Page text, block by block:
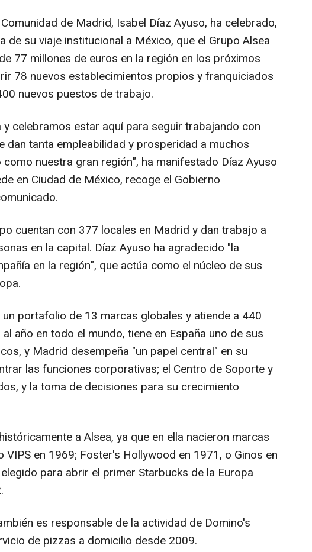
de Madrid, Isabel Díaz Ayuso, ha celebrado,
de su viaje institucional a México, que el Grupo Alsea
77 millones de euros en la región en los próximos
78 nuevos establecimientos propios y franquiciados
nuevos puestos de trabajo.
y celebramos estar aquí para seguir trabajando con
dan tanta empleabilidad y prosperidad a muchos
nuestra gran región", ha manifestado Díaz Ayuso
en Ciudad de México, recoge el Gobierno
cuentan con 377 locales en Madrid y dan trabajo a
en la capital. Díaz Ayuso ha agradecido "la
en la región", que actúa como el núcleo de sus
portafolio de 13 marcas globales y atiende a 440
año en todo el mundo, tiene en España uno de sus
y Madrid desempeña "un papel central" en su
las funciones corporativas; el Centro de Soporte y
y la toma de decisiones para su crecimiento
a Alsea, ya que en ella nacieron marcas
VIPS en 1969; Foster's Hollywood en 1971, o Ginos en
para abrir el primer Starbucks de la Europa
es responsable de la actividad de Domino's
de pizzas a domicilio desde 2009.